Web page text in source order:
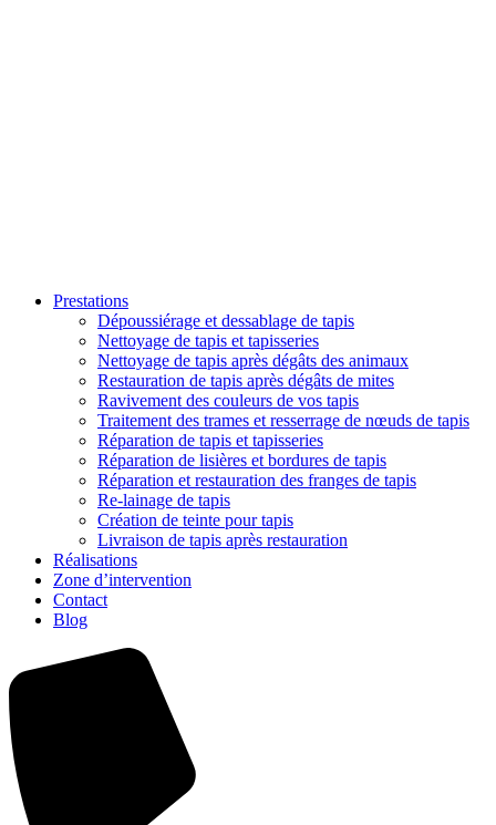
Prestations
Dépoussiérage et dessablage de tapis
Nettoyage de tapis et tapisseries
Nettoyage de tapis après dégâts des animaux
Restauration de tapis après dégâts de mites
Ravivement des couleurs de vos tapis
Traitement des trames et resserrage de nœuds de tapis
Réparation de tapis et tapisseries
Réparation de lisières et bordures de tapis
Réparation et restauration des franges de tapis
Re-lainage de tapis
Création de teinte pour tapis
Livraison de tapis après restauration
Réalisations
Zone d’intervention
Contact
Blog